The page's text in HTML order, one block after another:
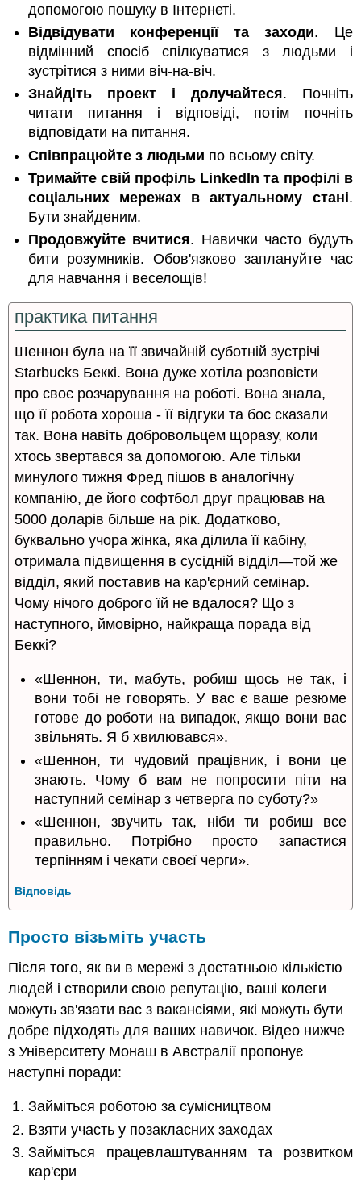
допомогою пошуку в Інтернеті.
Відвідувати конференції та заходи. Це
відмінний спосіб спілкуватися з людьми і
зустрітися з ними віч-на-віч.
Знайдіть проект і долучайтеся. Почніть
читати питання і відповіді, потім почніть
відповідати на питання.
Співпрацюйте з людьми по всьому світу.
Тримайте свій профіль LinkedIn та профілі в
соціальних мережах в актуальному стані.
Бути знайденим.
Продовжуйте вчитися. Навички часто будуть
бити розумників. Обов'язково заплануйте час
для навчання і веселощів!
практика питання
Шеннон була на її звичайній суботній зустрічі
Starbucks Беккі. Вона дуже хотіла розповісти
про своє розчарування на роботі. Вона знала,
що її робота хороша - її відгуки та бос сказали
так. Вона навіть добровольцем щоразу, коли
хтось звертався за допомогою. Але тільки
минулого тижня Фред пішов в аналогічну
компанію, де його софтбол друг працював на
5000 доларів більше на рік. Додатково,
буквально учора жінка, яка ділила її кабіну,
отримала підвищення в сусідній відділ—той же
відділ, який поставив на кар'єрний семінар.
Чому нічого доброго їй не вдалося? Що з
наступного, ймовірно, найкраща порада від
Беккі?
«Шеннон, ти, мабуть, робиш щось не так, і
вони тобі не говорять. У вас є ваше резюме
готове до роботи на випадок, якщо вони вас
звільнять. Я б хвилювався».
«Шеннон, ти чудовий працівник, і вони це
знають. Чому б вам не попросити піти на
наступний семінар з четверга по суботу?»
«Шеннон, звучить так, ніби ти робиш все
правильно. Потрібно просто запастися
терпінням і чекати своєї черги».
Відповідь
Просто візьміть участь
Після того, як ви в мережі з достатньою кількістю
людей і створили свою репутацію, ваші колеги
можуть зв'язати вас з вакансіями, які можуть бути
добре підходять для ваших навичок. Відео нижче
з Університету Монаш в Австралії пропонує
наступні поради:
Займіться роботою за сумісництвом
Взяти участь у позакласних заходах
Займіться працевлаштуванням та розвитком
кар'єри